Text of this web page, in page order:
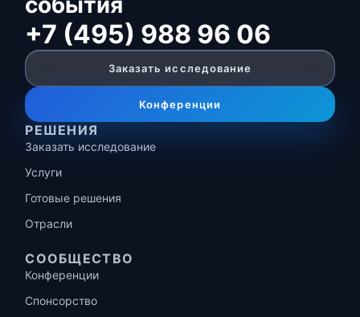
+7 (495) 988 96 06
Заказать исследование
Конференции
РЕШЕНИЯ
Заказать исследование
Услуги
Готовые решения
Отрасли
СООБЩЕСТВО
Конференции
Спонсорство